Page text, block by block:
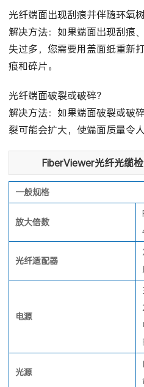
光纤端面出现刮痕并伴随环氧
解决方法：如果端面出现刮痕
失过多，您需要用盖面纸重新
痕和碎片。
光纤端面破裂或破碎？
解决方法：如果端面破裂或破
裂可能会扩大，使端面质量令
FiberViewer光纤光缆
一般规格
放大倍数
光纤适配器
电源
光源